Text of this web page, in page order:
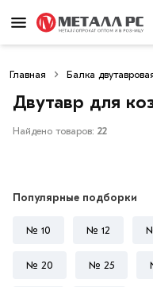
Главная Балка
Двутавр для
Найдено товаров: 22
Популярные подборки
№ 10 № 12
№ 20 № 25
Фильтры
×
Со
скидкой
руб.
—